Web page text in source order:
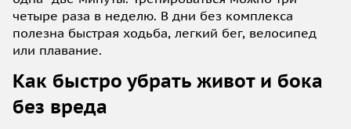
четыре раза в неделю. В дни без комплекса
полезна быстрая ходьба, легкий бег, велосипед
или плавание.
Как быстро убрать живот и бока
без вреда